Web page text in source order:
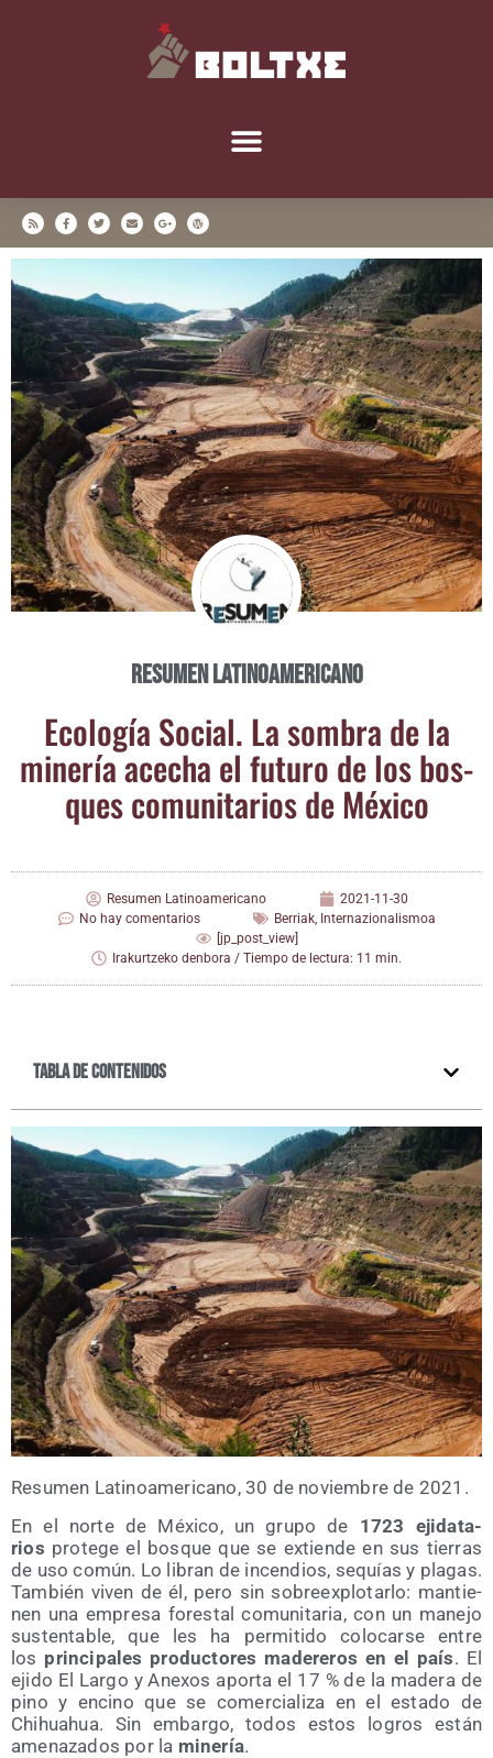
Resumen Latinoamericano
Eco­lo­gía Social. La som­bra de la
mine­ría ace­cha el futu­ro de los bos­
ques comu­ni­ta­rios de México
Resumen Latinoamericano
2021-11-30
No hay comentarios
Berriak, Internazionalismoa
[jp_post_view]
Irakurtzeko denbora / Tiempo de lectura: 11 min.
Tabla de contenidos
Resu­men Lati­no­ame­ri­cano, 30 de noviem­bre de 2021.
En el nor­te de Méxi­co, un gru­po de 1723 eji­da­ta­
rios pro­te­ge el bos­que que se extien­de en sus tie­rras
de uso común. Lo libran de incen­dios, sequías y pla­gas.
Tam­bién viven de él, pero sin sobre­ex­plo­tar­lo: man­tie­
nen una empre­sa fores­tal comu­ni­ta­ria, con un mane­jo
sus­ten­ta­ble, que les ha per­mi­ti­do colo­car­se entre
los prin­ci­pa­les pro­duc­to­res made­re­ros en el país. El
eji­do El Lar­go y Ane­xos apor­ta el 17 % de la made­ra de
pino y encino que se comer­cia­li­za en el esta­do de
Chihuahua. Sin embar­go, todos estos logros están
ame­na­za­dos por la mine­ría.